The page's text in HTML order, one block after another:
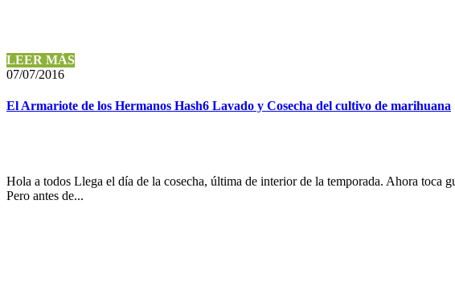
LEER MÁS
07/07/2016
El Armariote de los Hermanos Hash6 Lavado y Cosecha del cultivo de marihuana
Hola a todos Llega el día de la cosecha, última de interior de la temporada. Ahora toca
Pero antes de...